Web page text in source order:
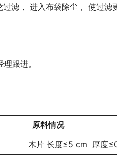
滤， 进入布袋除尘， 使过滤
跟进。
原料情况
木片 长度≤5 cm 厚度